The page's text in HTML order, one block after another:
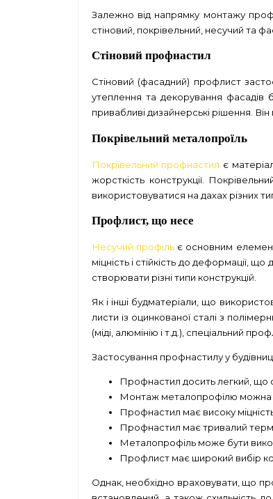
Залежно від напрямку монтажу
стіновий, покрівельний, несучий та
Стіновий профнастил
Стіновий (фасадний) профлист
утеплення та декорування фасадів
привабливі дизайнерські рішення.
Покрівельний металопроїль
Покрівельний профнастил є
жорсткість конструкції.
використовуватися на дахах різних
Профлист, що несе
Несучий профільє основним
міцність і стійкість до
створювати різні типи конструкцій.
Як і інші будматеріали, що
листи із оцинкованої сталі з
(міді, алюмінію і т.д.), спеціальний
Застосування профнастилу у
Профнастил досить легкий, що
Монтаж металопрофілю можна
Профнастил має високу міцність
Профнастил має тривалий
Металопрофіль може бути
Профлист має широкий вибір
Однак, необхідно враховувати, що